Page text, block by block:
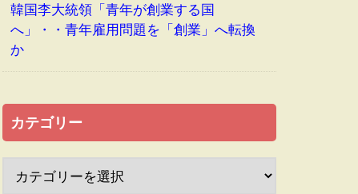
韓国李大統領「青年が創業する国
へ」・・青年雇用問題を「創業」へ転換
か
カテゴリー